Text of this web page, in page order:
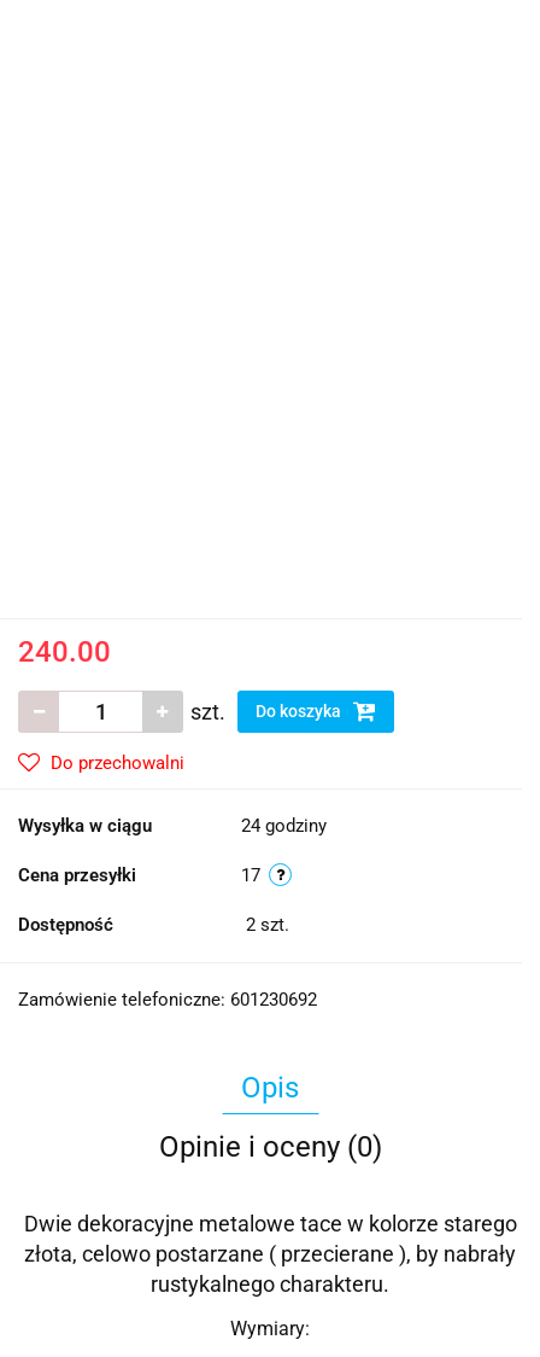
240.00
szt. Do koszyka
Do przechowalni
Wysyłka w ciągu 24 godziny
Cena przesyłki 17
Dostępność 2 szt.
Zamówienie telefoniczne: 601230692
Opis
Opinie i oceny (0)
Dwie dekoracyjne metalowe tace w kolorze starego
złota, celowo postarzane ( przecierane ), by nabrały
rustykalnego charakteru.
Wymiary: